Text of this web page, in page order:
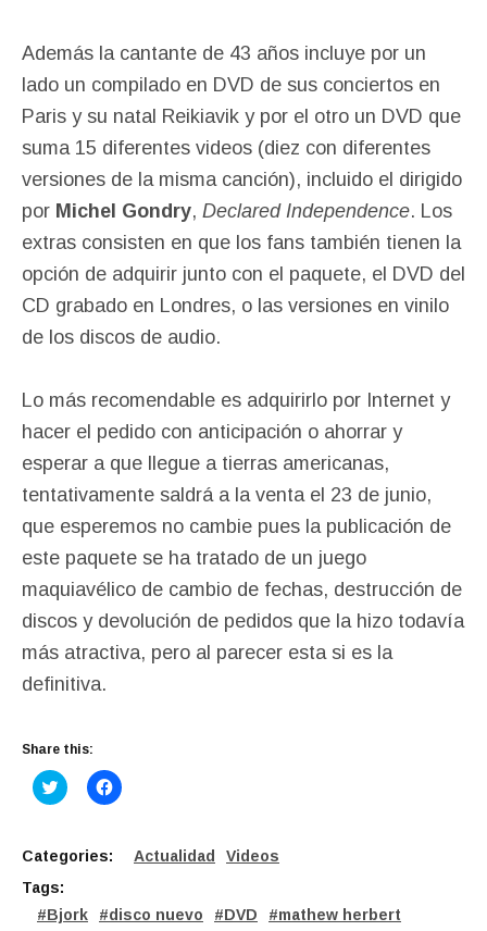
Además la cantante de 43 años incluye por un
lado un compilado en DVD de sus conciertos en
Paris y su natal Reikiavik y por el otro un DVD que
suma 15 diferentes videos (diez con diferentes
versiones de la misma canción), incluido el dirigido
por Michel Gondry, Declared Independence. Los
extras consisten en que los fans también tienen la
opción de adquirir junto con el paquete, el DVD del
CD grabado en Londres, o las versiones en vinilo
de los discos de audio.
Lo más recomendable es adquirirlo por Internet y
hacer el pedido con anticipación o ahorrar y
esperar a que llegue a tierras americanas,
tentativamente saldrá a la venta el 23 de junio,
que esperemos no cambie pues la publicación de
este paquete se ha tratado de un juego
maquiavélico de cambio de fechas, destrucción de
discos y devolución de pedidos que la hizo todavía
más atractiva, pero al parecer esta si es la
definitiva.
Share this:
C
l
t
o
s
h
a
r
C
l
a
r
Categories: Actualidad
Videos
Tags:
Bjork
disco nuevo DVD mathew herbert